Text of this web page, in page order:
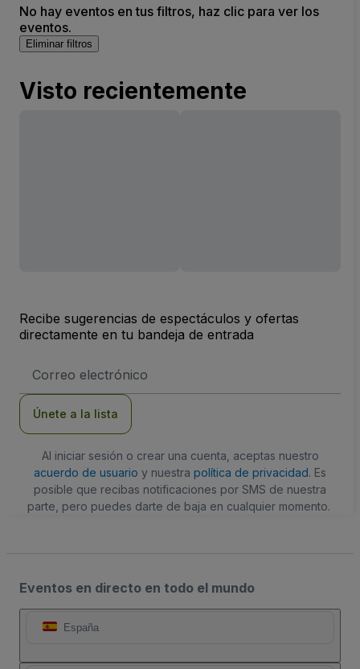
No hay eventos en tus filtros, haz clic para ver los
eventos.
Eliminar filtros
Visto recientemente
Recibe sugerencias de espectáculos y ofertas
directamente en tu bandeja de entrada
de
Únete a la lista
Al iniciar sesión o crear una cuenta, aceptas nuestro
acuerdo de usuario y nuestra política de privacidad. Es
posible que recibas notificaciones por SMS de nuestra
parte, pero puedes darte de baja en cualquier momento.
Eventos en directo en todo el mundo
España